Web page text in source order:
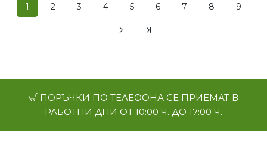
1 2 3 4 5 6 7 8 9
ПОРЪЧКИ ПО ТЕЛЕФОНА СЕ ПРИЕМАТ В
РАБОТНИ ДНИ ОТ 10:00 Ч. ДО 17:00 Ч.